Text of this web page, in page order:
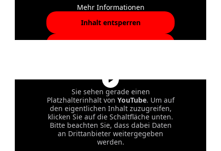
Mehr Informationen
Inhalt entsperren
Sie sehen gerade einen
Platzhalterinhalt von YouTube. Um auf
den eigentlichen Inhalt zuzugreifen,
klicken Sie auf die Schaltfläche unten.
Bitte beachten Sie, dass dabei Daten
an Drittanbieter weitergegeben
werden.